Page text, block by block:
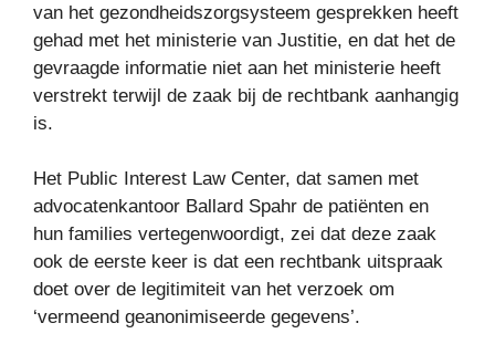
van het gezondheidszorgsysteem gesprekken heeft
gehad met het ministerie van Justitie, en dat het de
gevraagde informatie niet aan het ministerie heeft
verstrekt terwijl de zaak bij de rechtbank aanhangig
is.
Het Public Interest Law Center, dat samen met
advocatenkantoor Ballard Spahr de patiënten en
hun families vertegenwoordigt, zei dat deze zaak
ook de eerste keer is dat een rechtbank uitspraak
doet over de legitimiteit van het verzoek om
‘vermeend geanonimiseerde gegevens’.